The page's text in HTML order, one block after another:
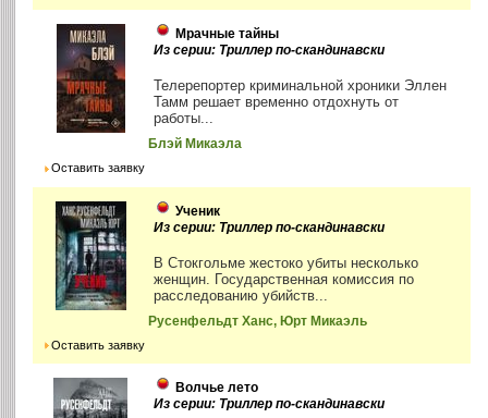
Мрачные тайны
Из серии: Триллер по-скандинавски
Телерепортер криминальной хроники Эллен
Тамм решает временно отдохнуть от
работы...
Блэй Микаэла
Оставить заявку
Ученик
Из серии: Триллер по-скандинавски
В Стокгольме жестоко убиты несколько
женщин. Государственная комиссия по
расследованию убийств...
Русенфельдт Ханс, Юрт Микаэль
Оставить заявку
Волчье лето
Из серии: Триллер по-скандинавски